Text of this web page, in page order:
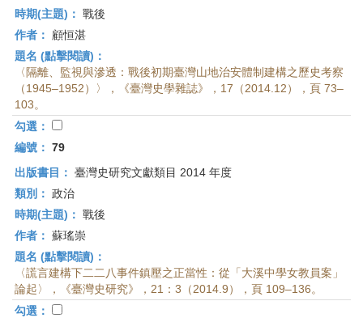
時期(主題)： 戰後
作者：
顧恒湛
題名 (點擊閱讀)：
〈隔離、監視與滲透：戰後初期臺灣山地治安體制建構之歷史考察
（1945–1952）〉，《臺灣史學雜誌》，17（2014.12），頁 73–
103。
勾選：
編號： 79
出版書目： 臺灣史研究文獻類目 2014 年度
類別： 政治
時期(主題)： 戰後
作者： 蘇瑤崇
題名 (點擊閱讀)：
〈謊言建構下二二八事件鎮壓之正當性：從「大溪中學女教員案」
論起〉，《臺灣史研究》，21：3（2014.9），頁 109–136。
勾選：